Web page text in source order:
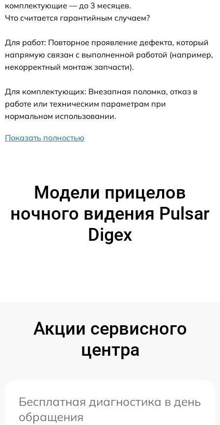
комплектующие — до 3 месяцев.
Что считается гарантийным случаем?
Для работ: Повторное проявление дефекта, который
напрямую связан с выполненной работой (например,
некорректный монтаж запчасти).
Для комплектующих: Внезапная поломка, отказ в
работе или техническим параметрам при
нормальном использовании.
Показать полностью
Модели прицелов
ночного видения Pulsar
Digex
Акции сервисного
центра
Бесплатная диагностика в день
обращения